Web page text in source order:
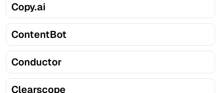
Copy.ai
ContentBot
Conductor
Clearscope